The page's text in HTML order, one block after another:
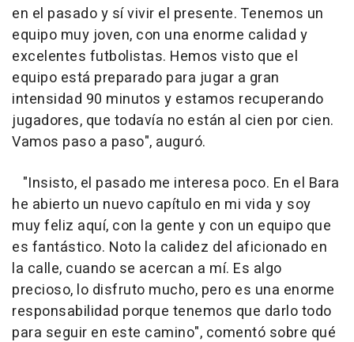
en el pasado y sí vivir el presente. Tenemos un
equipo muy joven, con una enorme calidad y
excelentes futbolistas. Hemos visto que el
equipo está preparado para jugar a gran
intensidad 90 minutos y estamos recuperando
jugadores, que todavía no están al cien por cien.
Vamos paso a paso", auguró.
"Insisto, el pasado me interesa poco. En el Bara
he abierto un nuevo capítulo en mi vida y soy
muy feliz aquí, con la gente y con un equipo que
es fantástico. Noto la calidez del aficionado en
la calle, cuando se acercan a mí. Es algo
precioso, lo disfruto mucho, pero es una enorme
responsabilidad porque tenemos que darlo todo
para seguir en este camino", comentó sobre qué